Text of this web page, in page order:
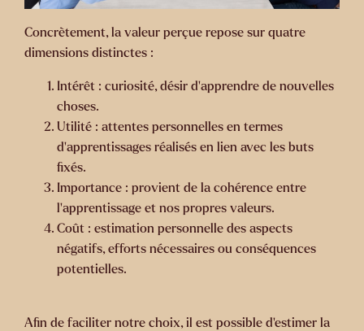
Concrètement, la valeur perçue repose sur quatre
dimensions distinctes :
Intérêt : curiosité, désir d’apprendre de nouvelles
choses.
Utilité : attentes personnelles en termes
d’apprentissages réalisés en lien avec les buts
fixés.
Importance : provient de la cohérence entre
l’apprentissage et nos propres valeurs.
Coût : estimation personnelle des aspects
négatifs, efforts nécessaires ou conséquences
potentielles.
Afin de faciliter notre choix, il est possible d’estimer la